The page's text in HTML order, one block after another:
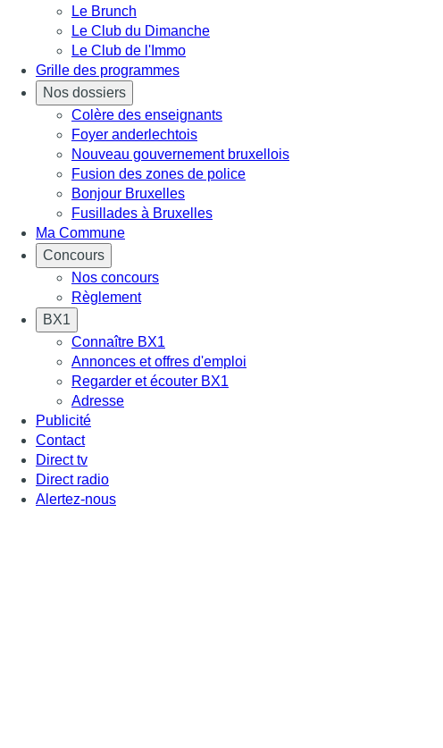
Le Brunch
Le Club du Dimanche
Le Club de l'Immo
Grille des programmes
Nos dossiers
Colère des enseignants
Foyer anderlechtois
Nouveau gouvernement bruxellois
Fusion des zones de police
Bonjour Bruxelles
Fusillades à Bruxelles
Ma Commune
Concours
Nos concours
Règlement
BX1
Connaître BX1
Annonces et offres d'emploi
Regarder et écouter BX1
Adresse
Publicité
Contact
Direct tv
Direct radio
Alertez-nous